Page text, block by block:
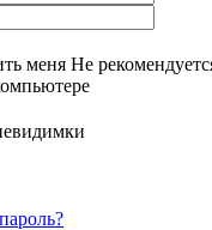
меня Не